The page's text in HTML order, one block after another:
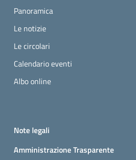
Panoramica
Le notizie
Le circolari
Calendario eventi
Albo online
Small prints
Note legali
Amministrazione Trasparente